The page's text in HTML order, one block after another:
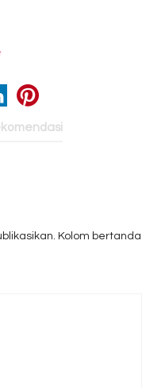
Kolom bertanda